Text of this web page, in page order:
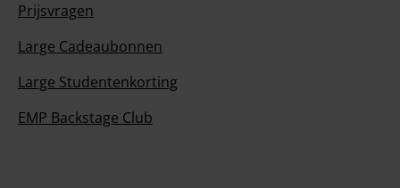
Prijsvragen
Large Cadeaubonnen
Large Studentenkorting
EMP Backstage Club